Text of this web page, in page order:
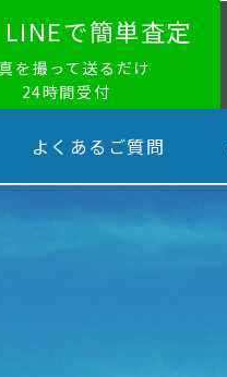
LINEで簡単査定
を撮って送るだけ
24時間受付
よくあるご質問